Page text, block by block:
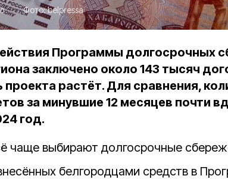
Фото:belpressa
Программы долгосрочных
заключено около 143 тысяч
проекта растёт. Для сравнения,
за минувшие 12 месяцев почти
год.
ё чаще выбирают долгосрочные
белгородцами средств в